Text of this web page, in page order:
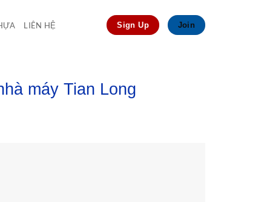
LIÊN HỆ Sign Up Join
máy Tian Long